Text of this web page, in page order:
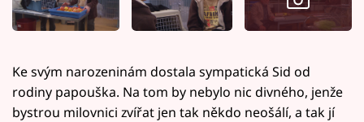
Ke svým narozeninám dostala sympatická Sid od
rodiny papouška. Na tom by nebylo nic divného, jenže
bystrou milovnici zvířat jen tak někdo neošálí, a tak jí